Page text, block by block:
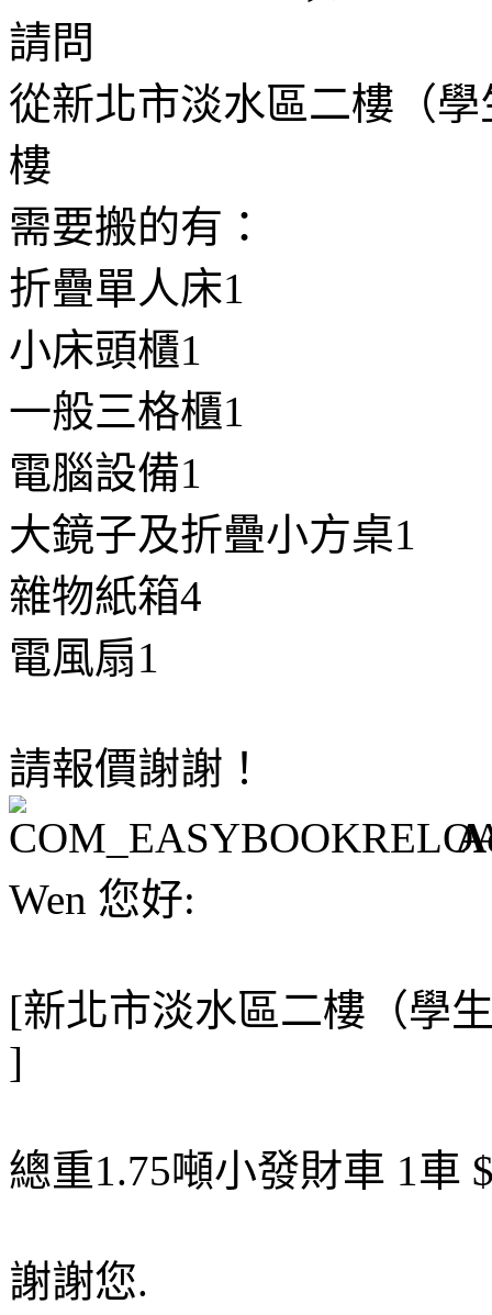
請問
從新北市淡水區二樓（
樓
需要搬的有：
折疊單人床1
小床頭櫃1
一般三格櫃1
電腦設備1
大鏡子及折疊小方桌1
雜物紙箱4
電風扇1
請報價謝謝！
Wen 您好:
[新北市淡水區二樓（學
]
總重1.75噸小發財車 1車
謝謝您.